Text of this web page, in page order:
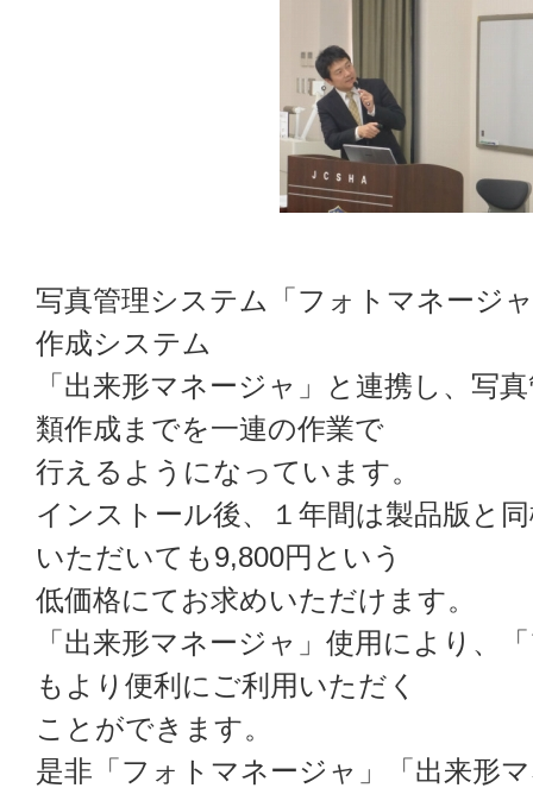
写真管理システム「フォトマネージ
作成システム
「出来形マネージャ」と連携し、写
類作成までを一連の作業で
行えるようになっています。
インストール後、１年間は製品版と
いただいても9,800円という
低価格にてお求めいただけます。
「出来形マネージャ」使用により、
もより便利にご利用いただく
ことができます。
是非「フォトマネージャ」「出来形